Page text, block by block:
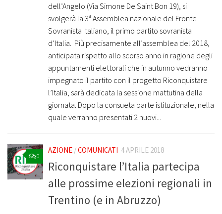
dell’Angelo (Via Simone De Saint Bon 19), si
svolgerà la 3ª Assemblea nazionale del Fronte
Sovranista Italiano, il primo partito sovranista
d’Italia. ­ Più precisamente all’assemblea del 2018,
anticipata rispetto allo scorso anno in ragione degli
appuntamenti elettorali che in autunno vedranno
impegnato il partito con il progetto Riconquistare
l’Italia, sarà dedicata la sessione mattutina della
giornata. Dopo la consueta parte istituzionale, nella
quale verranno presentati 2 nuovi...
0
AZIONE /COMUNICATI 4 APRILE 2018
Riconquistare l’Italia partecipa
alle prossime elezioni regionali in
Trentino (e in Abruzzo)